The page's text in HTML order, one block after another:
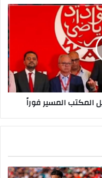
المكتب المسير فوراً